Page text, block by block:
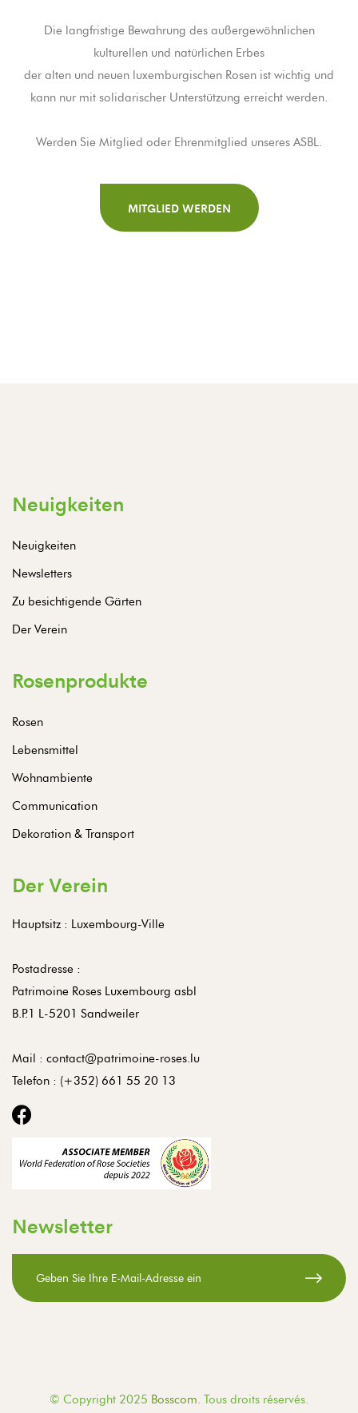
Die langfristige Bewahrung des außergewöhnlichen
kulturellen und natürlichen Erbes
der alten und neuen luxemburgischen Rosen ist wichtig und
kann nur mit solidarischer Unterstützung erreicht werden.
Werden Sie Mitglied oder Ehrenmitglied unseres ASBL.
MITGLIED WERDEN
Neuigkeiten
Neuigkeiten
Newsletters
Zu besichtigende Gärten
Der Verein
Rosenprodukte
Rosen
Lebensmittel
Wohnambiente
Communication
Dekoration & Transport
Der Verein
Hauptsitz : Luxembourg-Ville
Postadresse :
Patrimoine Roses Luxembourg asbl
B.P.1 L-5201 Sandweiler
Mail : contact@patrimoine-roses.lu
Telefon : (+352) 661 55 20 13
Newsletter
© Copyright 2025 Bosscom. Tous droits réservés.